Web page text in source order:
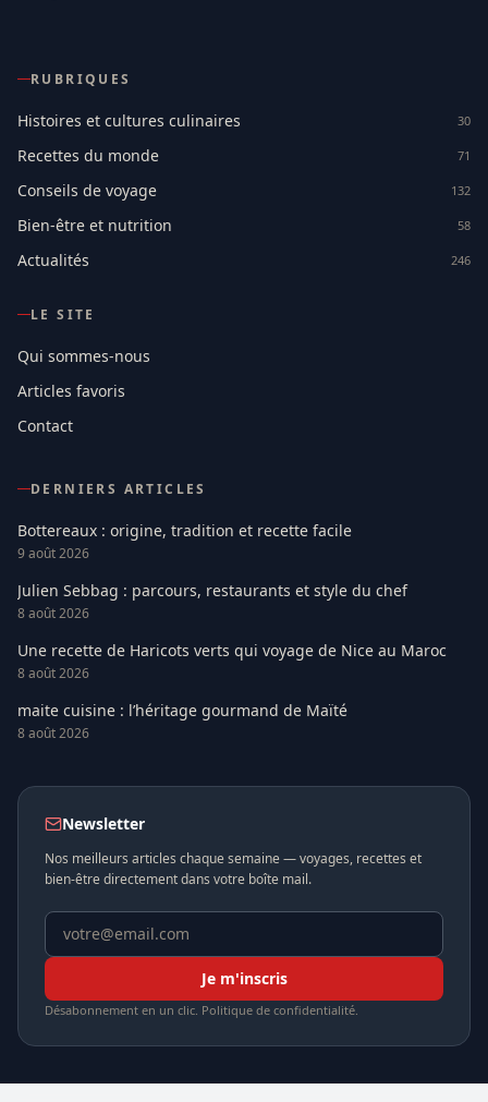
RUBRIQUES
Histoires et cultures culinaires 30
Recettes du monde 71
Conseils de voyage 132
Bien-être et nutrition 58
Actualités 246
LE SITE
Qui sommes-nous
Articles favoris
Contact
DERNIERS ARTICLES
Bottereaux : origine, tradition et recette facile
9 août 2026
Julien Sebbag : parcours, restaurants et style du chef
8 août 2026
Une recette de Haricots verts qui voyage de Nice au Maroc
8 août 2026
maite cuisine : l’héritage gourmand de Maïté
8 août 2026
Newsletter
Nos meilleurs articles chaque semaine — voyages, recettes et
bien-être directement dans votre boîte mail.
Je m'inscris
Désabonnement en un clic. Politique de confidentialité.